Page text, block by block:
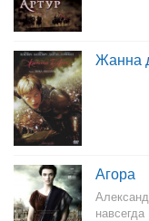
Жанна
Агора
навсегда